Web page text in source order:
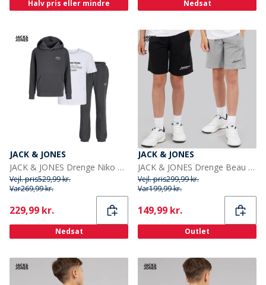
Halv pris eller mindre Nedsat
JACK & JONES
JACK & JONES Drenge Niko Hætte Tre Delt Træningsdragt Og T-Shirt Sæt Asfalt/Hvid
Vejl. pris529,99 kr.
Var269,99 kr.
Current
229,99 kr.
Nedsat
JACK & JONES
JACK & JONES Drenge Beau To Pak Shorts Sort
Vejl. pris299,99 kr.
Var199,99 kr.
Current
149,99 kr.
Outlet